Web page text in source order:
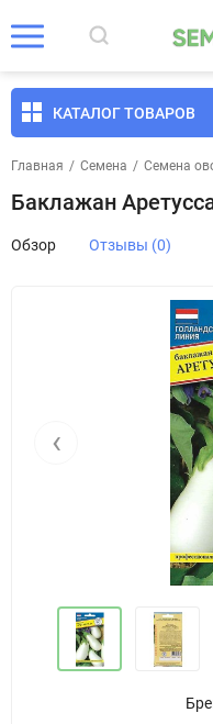
КАТАЛОГ ТОВАРОВ
Главная / Семена / Семена
Баклажан
Обзор Отзывы (0)
‹